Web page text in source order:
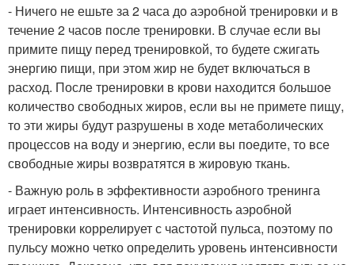
- Ничего не ешьте за 2 часа до аэробной тренировки и в
течение 2 часов после тренировки. В случае если вы
примите пищу перед тренировкой, то будете сжигать
энергию пищи, при этом жир не будет включаться в
расход. После тренировки в крови находится большое
количество свободных жиров, если вы не примете пищу,
то эти жиры будут разрушены в ходе метаболических
процессов на воду и энергию, если вы поедите, то все
свободные жиры возвратятся в жировую ткань.
- Важную роль в эффективности аэробного тренинга
играет интенсивность. Интенсивность аэробной
тренировки коррелирует с частотой пульса, поэтому по
пульсу можно четко определить уровень интенсивности